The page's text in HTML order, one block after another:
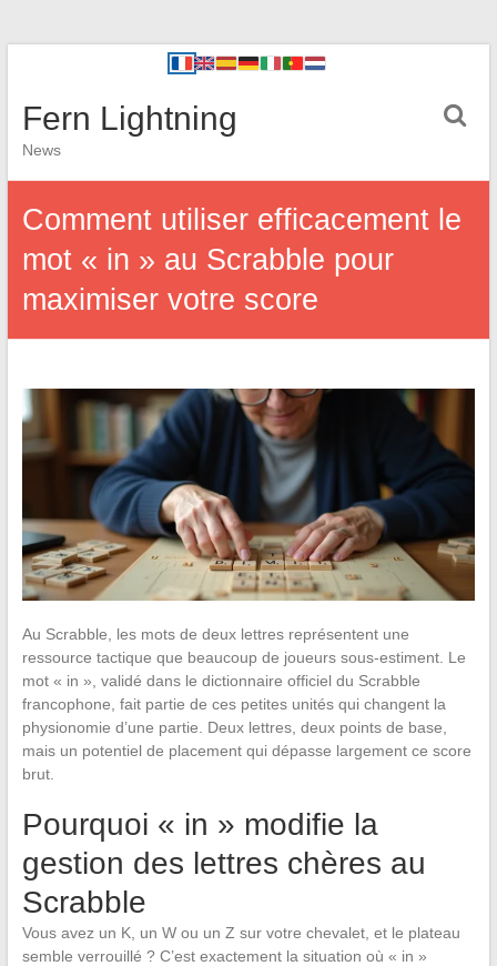
Fern Lightning
News
Comment utiliser efficacement le
mot « in » au Scrabble pour
maximiser votre score
Au Scrabble, les mots de deux lettres représentent une
ressource tactique que beaucoup de joueurs sous-estiment. Le
mot « in », validé dans le dictionnaire officiel du Scrabble
francophone, fait partie de ces petites unités qui changent la
physionomie d’une partie. Deux lettres, deux points de base,
mais un potentiel de placement qui dépasse largement ce score
brut.
Pourquoi « in » modifie la
gestion des lettres chères au
Scrabble
Vous avez un K, un W ou un Z sur votre chevalet, et le plateau
semble verrouillé ? C’est exactement la situation où « in »